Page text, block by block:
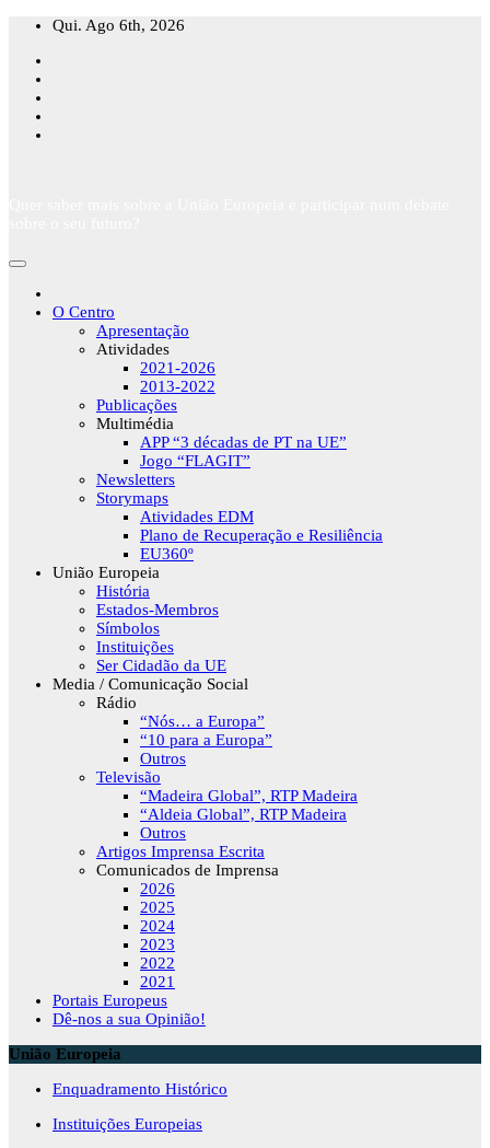
Skip
content
Qui. Ago 6th, 2026
O Centro
Apresentação
Atividades
2021-2026
2013-2022
Publicações
Multimédia
APP “3 décadas de PT na UE”
Jogo “FLAGIT”
Newsletters
Storymaps
Atividades EDM
Plano de Recuperação e Resiliência
EU360º
União Europeia
História
Estados-Membros
Símbolos
Instituições
Ser Cidadão da UE
Media / Comunicação Social
Rádio
“Nós… a Europa”
“10 para a Europa”
Outros
Televisão
“Madeira Global”, RTP Madeira
“Aldeia Global”, RTP Madeira
Outros
Artigos Imprensa Escrita
Comunicados de Imprensa
2026
2025
2024
2023
2022
2021
Portais Europeus
Dê-nos a sua Opinião!
União Europeia
Enquadramento Histórico
Instituições Europeias